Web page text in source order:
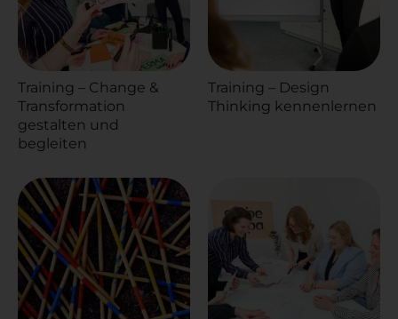
Training – Change &
Transformation
gestalten und
begleiten
Training – Design
Thinking kennenlernen